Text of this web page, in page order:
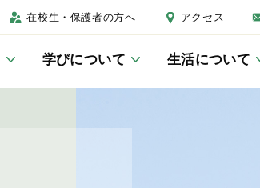
在校生・保護者の方へ アクセス
学びについて 生活について